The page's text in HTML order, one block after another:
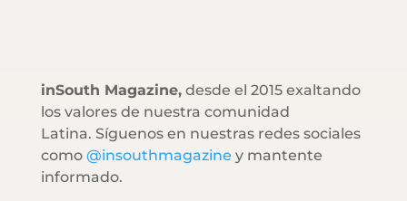
inSouth Magazine,desde el 2015 exaltando
los valores de nuestra comunidad
Latina. Síguenos en nuestras redes sociales
como @insouthmagazine y mantente
informado.